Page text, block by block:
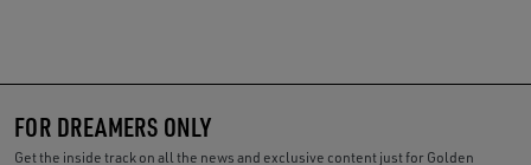
FOR DREAMERS ONLY
Get the inside track on all the news and exclusive content just for Golden